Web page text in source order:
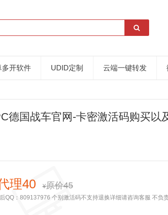
多开软件 UDID定制 云端一键转发
德国战车官网-卡密激活码购买以
理40 ¥原价45
QQ：809137976 个别激活码不支持退换详细请咨询客服 不负